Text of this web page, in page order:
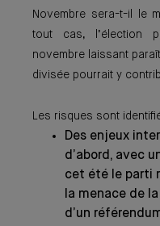
Novembre sera-t-il le
tout cas, l’élection
novembre laissant
divisée pourrait y
Les risques sont
Des enjeux
d’abord, avec
cet été le parti
la menace de
d’un